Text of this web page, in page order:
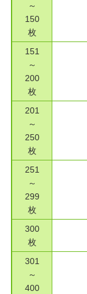
～
150
枚
151
～
200
枚
201
～
250
枚
251
～
299
枚
300
枚
301
～
400